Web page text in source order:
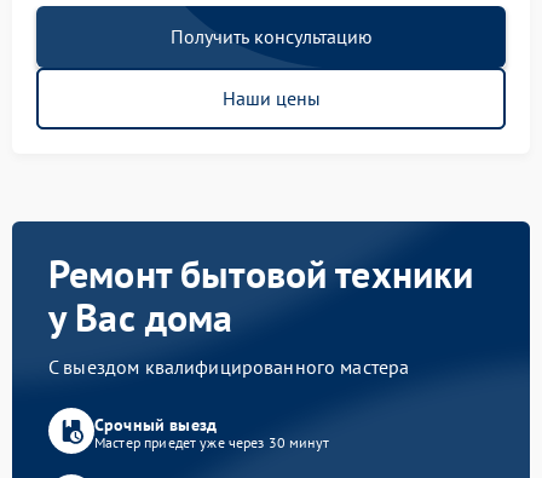
Получить консультацию
Наши цены
Ремонт бытовой техники
у Вас дома
С выездом квалифицированного мастера
Срочный выезд
Мастер приедет уже через 30 минут